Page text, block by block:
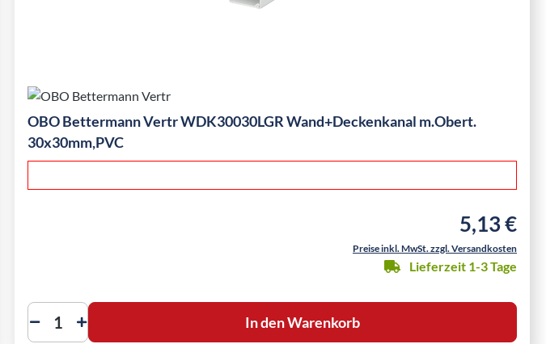
OBO Bettermann Vertr WDK30030LGR Wand+Deckenkanal m.Obert.
30x30mm,PVC
Regulärer
5,13 €
Preise inkl. MwSt. zzgl. Versandkosten
Lieferzeit 1-3 Tage
In den Warenkorb